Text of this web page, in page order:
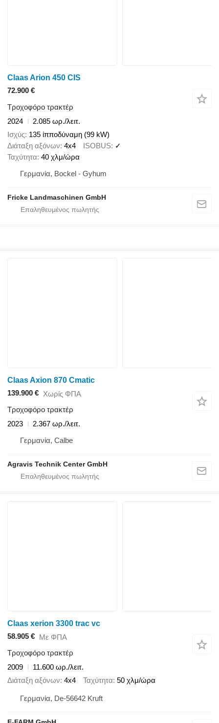
Claas Arion 450 CIS
72.900 €
Τροχοφόρο τρακτέρ
2024
2.085 ωρ./λειτ.
Ισχύς 135 ίπποδύναμη (99 kW)
Διάταξη αξόνων 4x4 ISOBUS ✓
Ταχύτητα 40 χλμ/ώρα
Γερμανία, Bockel - Gyhum
Fricke Landmaschinen GmbH
Claas Axion 870 Cmatic
139.900 € Χωρίς ΦΠΑ
Τροχοφόρο τρακτέρ
2023
2.367 ωρ./λειτ.
Γερμανία, Calbe
Agravis Technik Center GmbH
Claas xerion 3300 trac vc
58.905 € Με ΦΠΑ
Τροχοφόρο τρακτέρ
2009
11.600 ωρ./λειτ.
Διάταξη αξόνων 4x4 Ταχύτητα 50 χλμ/ώρα
Γερμανία, De-56642 Kruft